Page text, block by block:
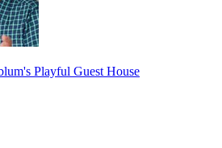
Playful Guest House